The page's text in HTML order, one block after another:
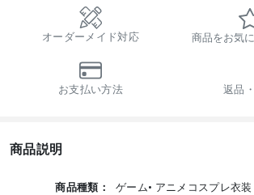
オーダーメイド対応 商品をお気
お支払い方法 返品
商品説明
商品種類：
ゲーム• アニメコスプレ衣